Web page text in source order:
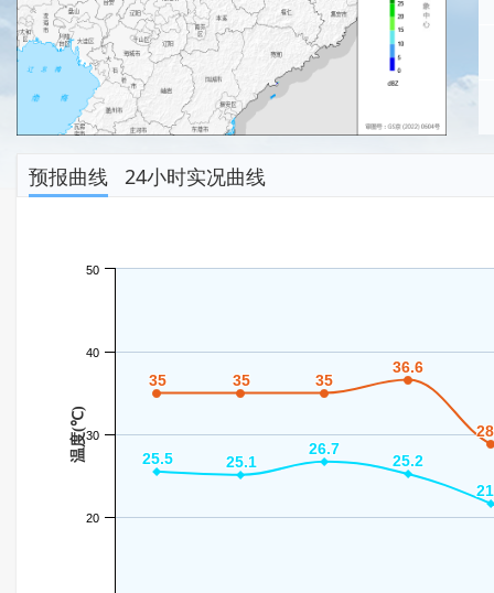
预报曲线 24小时实况曲线
温度(℃)
35
35 35
35 35
35
36.6
36.6
25.5
25.5 25.1
25.1
26.7
26.7
25.2
25.2
20
30
40
50